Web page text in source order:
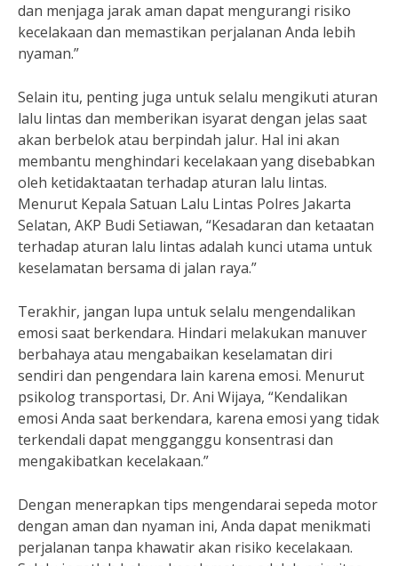
dan menjaga jarak aman dapat mengurangi risiko
kecelakaan dan memastikan perjalanan Anda lebih
nyaman.”
Selain itu, penting juga untuk selalu mengikuti aturan
lalu lintas dan memberikan isyarat dengan jelas saat
akan berbelok atau berpindah jalur. Hal ini akan
membantu menghindari kecelakaan yang disebabkan
oleh ketidaktaatan terhadap aturan lalu lintas.
Menurut Kepala Satuan Lalu Lintas Polres Jakarta
Selatan, AKP Budi Setiawan, “Kesadaran dan ketaatan
terhadap aturan lalu lintas adalah kunci utama untuk
keselamatan bersama di jalan raya.”
Terakhir, jangan lupa untuk selalu mengendalikan
emosi saat berkendara. Hindari melakukan manuver
berbahaya atau mengabaikan keselamatan diri
sendiri dan pengendara lain karena emosi. Menurut
psikolog transportasi, Dr. Ani Wijaya, “Kendalikan
emosi Anda saat berkendara, karena emosi yang tidak
terkendali dapat mengganggu konsentrasi dan
mengakibatkan kecelakaan.”
Dengan menerapkan tips mengendarai sepeda motor
dengan aman dan nyaman ini, Anda dapat menikmati
perjalanan tanpa khawatir akan risiko kecelakaan.